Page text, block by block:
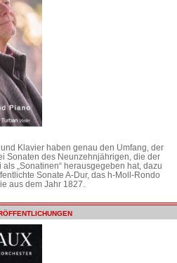
Klavier haben genau den Umfang, der
Sonaten des Neunzehnjährigen, die der
„Sonatinen“ herausgegeben hat, dazu
Sonate A-Dur, das h-Moll-Rondo
aus dem Jahr 1827.